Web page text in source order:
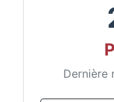
Dernière